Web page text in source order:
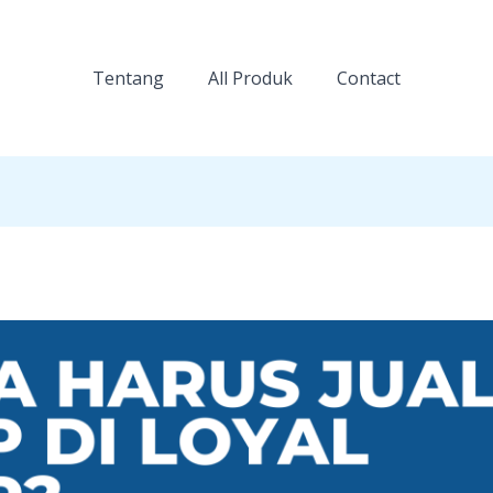
Tentang All Produk Contact